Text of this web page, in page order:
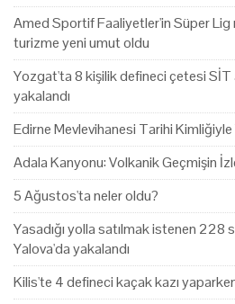
Amed Sportif Faaliyetler'in Süper Lig
turizme yeni umut oldu
Yozgat'ta 8 kişilik defineci çetesi SİT
yakalandı
Edirne Mevlevihanesi Tarihi
Adala Kanyonu: Volkanik Geçmişin
5 Ağustos'ta neler oldu?
Yasadığı yolla satılmak istenen 228
Yalova'da yakalandı
Kilis'te 4 defineci kaçak kazı